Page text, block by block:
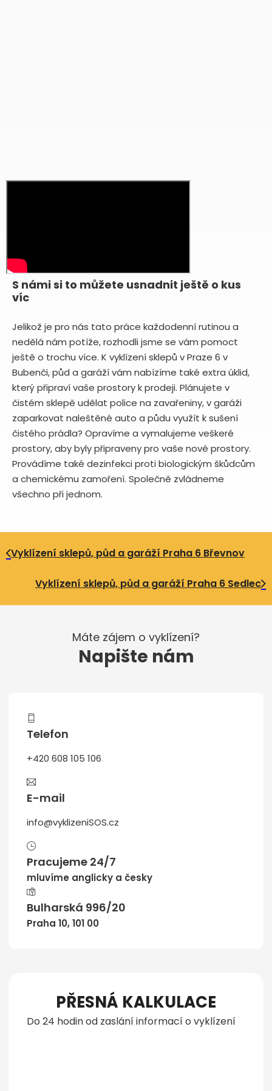
S námi si to můžete usnadnit ještě o kus
víc
Jelikož je pro nás tato práce každodenní rutinou a
nedělá nám potíže, rozhodli jsme se vám pomoct
ještě o trochu více. K vyklízení sklepů v Praze 6 v
Bubenči, půd a garáží vám nabízíme také extra úklid,
který připraví vaše prostory k prodeji. Plánujete v
čistém sklepě udělat police na zavařeniny, v garáži
zaparkovat naleštěné auto a půdu využít k sušení
čistého prádla? Opravíme a vymalujeme veškeré
prostory, aby byly připraveny pro vaše nové prostory.
Provádíme také dezinfekci proti biologickým škůdcům
a chemickému zamoření. Společně zvládneme
všechno při jednom.
Vyklízení sklepů, půd a garáží Praha 6 Břevnov
Vyklízení sklepů, půd a garáží Praha 6 Sedlec
Máte zájem o vyklízení?
Napište nám
Telefon
+420 608 105 106
E-mail
info@vyklizeniSOS.cz
Pracujeme 24/7
mluvíme anglicky a česky
Bulharská 996/20
Praha 10, 101 00
PŘESNÁ KALKULACE
Do 24 hodin od zaslání informací o vyklízení